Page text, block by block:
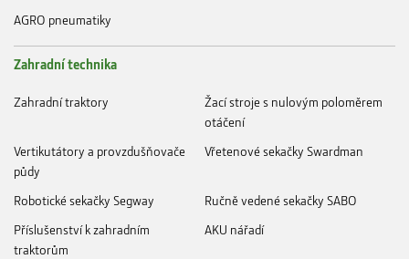
AGRO pneumatiky
Zahradní technika
Zahradní traktory
Žací stroje s nulovým poloměrem
otáčení
Vertikutátory a provzdušňovače
půdy
Vřetenové sekačky Swardman
Robotické sekačky Segway
Ručně vedené sekačky SABO
Příslušenství k zahradním
traktorům
AKU nářadí